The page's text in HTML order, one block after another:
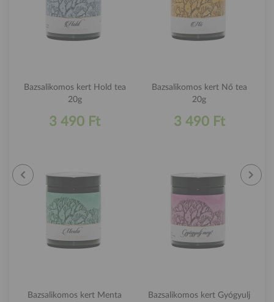
Bazsalikomos kert Hold tea
20g
3 490 Ft
Bazsalikomos kert Menta
Bazsalikomos kert Nő tea
20g
3 490 Ft
Bazsalikomos kert Gyógyulj